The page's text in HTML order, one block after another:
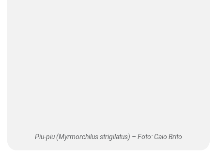
Piu-piu (Myrmorchilus strigilatus) – Foto: Caio Brito